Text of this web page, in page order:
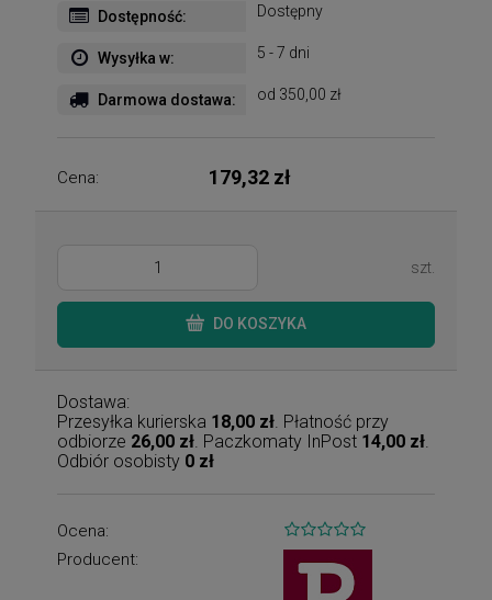
Dostępność: Dostępny
Wysyłka w: 5 - 7 dni
Darmowa dostawa: od 350,00 zł
Cena: 179,32 zł
szt.
DO KOSZYKA
Dostawa:
Przesyłka kurierska 18,00 zł . Płatność przy
odbiorze 26,00 zł . Paczkomaty InPost 14,00 zł
Odbiór osobisty 0 zł
Ocena:
Producent: